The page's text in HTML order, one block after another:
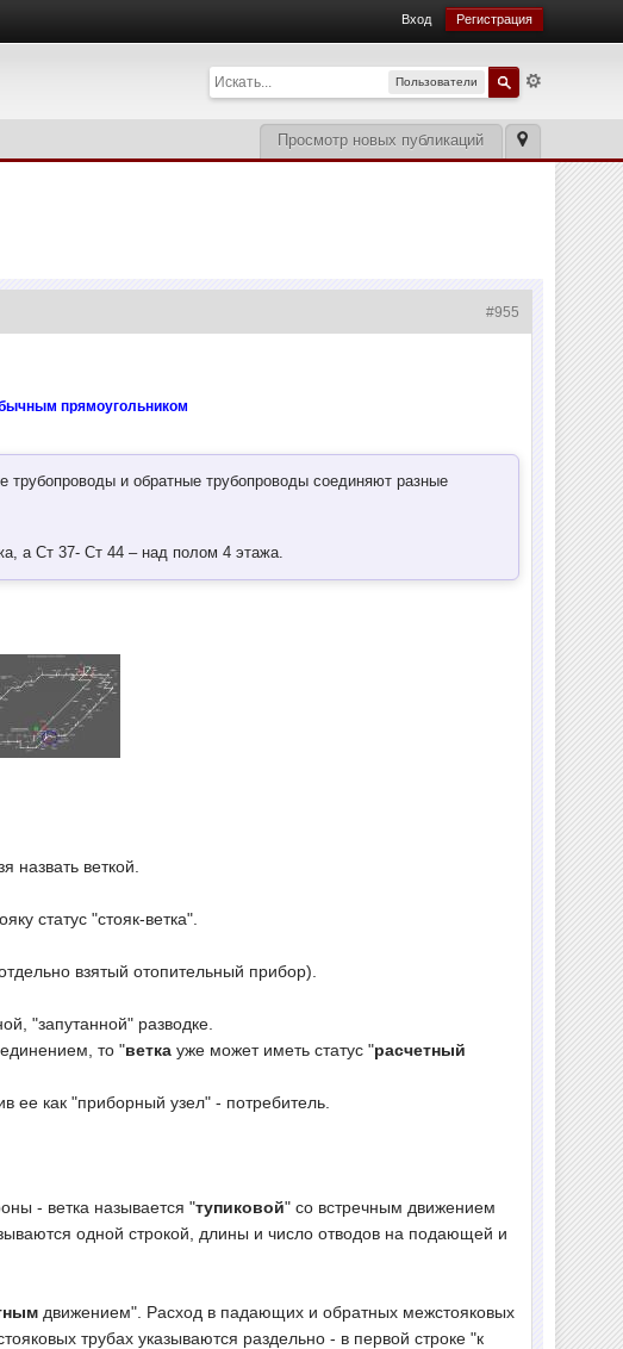
Вход Регистрация
Пользователи
Просмотр новых публикаций
#955
прямоугольником
трубопроводы и обратные трубопроводы соединяют разные
а Ст 37- Ст 44 – над полом 4 этажа.
назвать веткой.
статус "стояк-ветка".
взятый отопительный прибор).
"запутанной" разводке.
то "веткауже может иметь статус "расчетный
ее как "приборный узел" - потребитель.
- ветка называется "тупиковой" со встречным движением
одной строкой, длины и число отводов на подающей и
движением". Расход в падающих и обратных межстояковых
трубах указываются раздельно - в первой строке "к